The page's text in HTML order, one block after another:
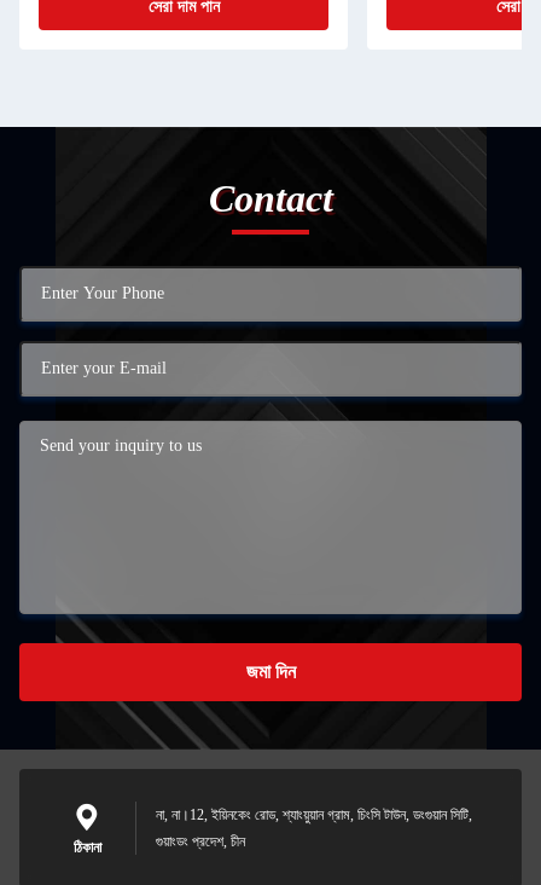
সেরা দাম পান সেরা
Contact
জমা দিন
ঠিকানা
না, না।12, ইয়িনকেং রোড, শ্যাংয়ুয়ান গ্রাম, চিংসি টাউন, ডংগুয়ান সিটি,
গুয়াংডং প্রদেশ, চীন